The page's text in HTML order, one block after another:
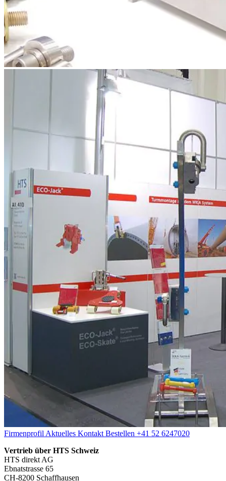
Firmenprofil Aktuelles Kontakt Bestellen +41 52 6247020
Vertrieb über HTS Schweiz
HTS direkt AG
Ebnatstrasse 65
CH-8200 Schaffhausen